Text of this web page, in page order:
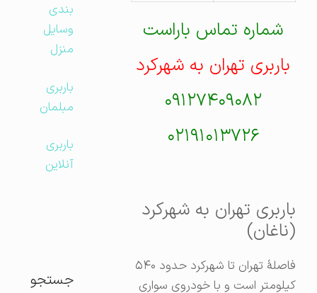
شماره تماس باراست
باربری تهران به شهرکرد
۰۹۱۲۷۴۰۹۰۸۲
۰۲۱۹۱۰۱۳۷۲۶
باربری تهران به شهرکرد
(ناغان)
فاصلهٔ تهران تا شهرکرد حدود ۵۴۰
کیلومتر است و با خودروی سواری
بندی
وسایل
منزل
باربری
مبلمان
باربری
آنلاین
جستجو